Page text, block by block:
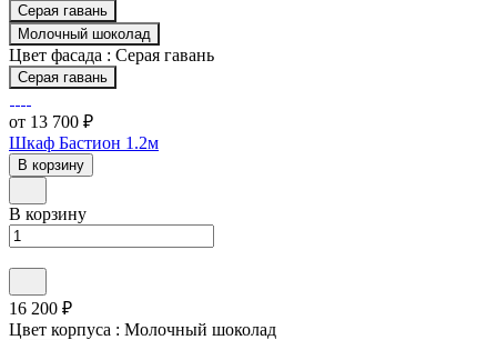
Серая гавань
Молочный шоколад
Цвет фасада : Серая гавань
Серая гавань
от 13 700 ₽
Шкаф Бастион 1.2м
В корзину
В корзину
16 200 ₽
Цвет корпуса : Молочный шоколад